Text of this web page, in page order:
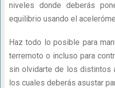
niveles donde deberás
equilibrio usando el
Haz todo lo posible para
terremoto o incluso para
sin olvidarte de los distintos
los cuales deberás asustar